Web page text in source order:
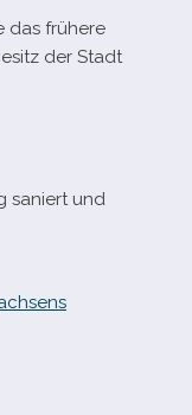
das frü­here
der Stadt
saniert und